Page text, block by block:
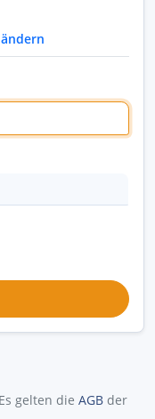
gelten die AGB der